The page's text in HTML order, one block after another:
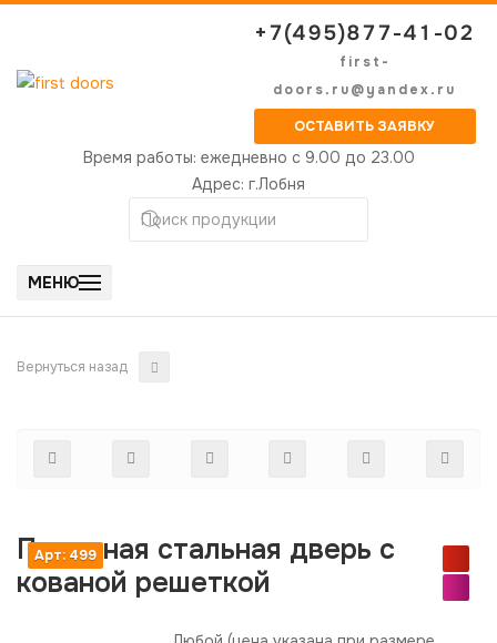
Время работы: ежедневно с 9.00 до 23.00
Адрес: г.Лобня
+7(495)877-41-02
first-
doors.ru@yandex.ru
ОСТАВИТЬ ЗАЯВКУ
МЕНЮ
Арт: 499
Парадная стальная дверь с
кованой решеткой